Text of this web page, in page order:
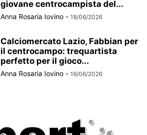
giovane centrocampista del...
Anna Rosaria Iovino - 18/06/2026
Calciomercato Lazio, Fabbian per
il centrocampo: trequartista
perfetto per il gioco...
Anna Rosaria Iovino - 16/06/2026